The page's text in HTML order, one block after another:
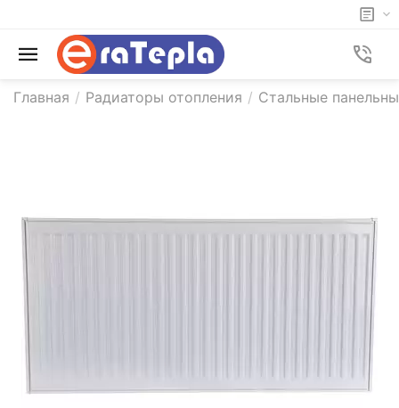
Главная / Радиаторы отопления / Стальные